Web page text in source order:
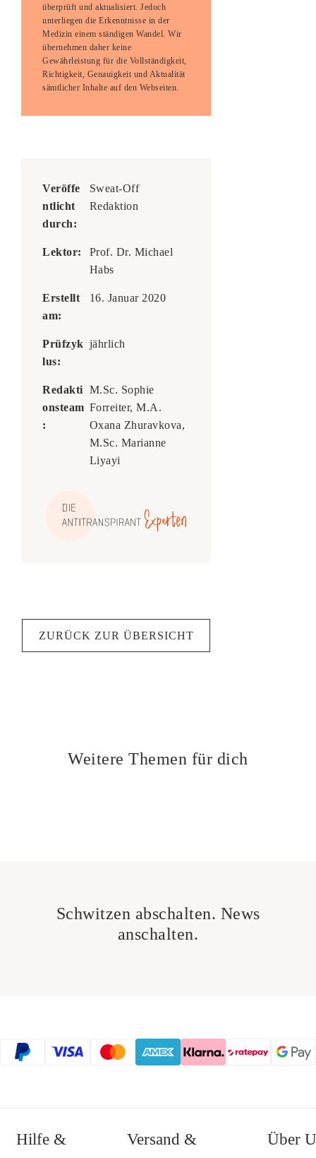
überprüft und aktualisiert. Jedoch
unterliegen die Erkenntnisse in der
Medizin einem ständigen Wandel. Wir
übernehmen daher keine
Gewährleistung für die Vollständigkeit,
Richtigkeit, Genauigkeit und Aktualität
sämtlicher Inhalte auf den Webseiten.
Veröffe
ntlicht
durch:
Sweat-Off
Redaktion
Lektor:
Prof. Dr. Michael
Habs
Erstellt
am:
16. Januar 2020
Prüfzyk
lus:
jährlich
Redakti
onsteam
:
M.Sc. Sophie
Forreiter, M.A.
Oxana Zhuravkova,
M.Sc. Marianne
Liyayi
ZURÜCK ZUR ÜBERSICHT
Weitere Themen für dich
Schwitzen abschalten. News
anschalten.
Hilfe &
Versand &
Über